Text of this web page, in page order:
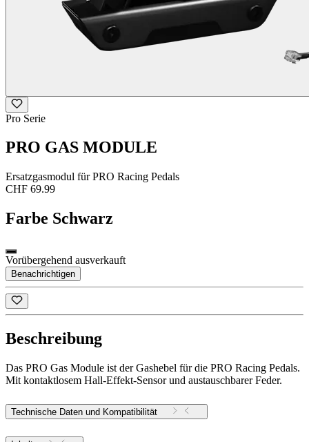
Pro Serie
PRO GAS MODULE
Ersatzgasmodul für PRO Racing Pedals
CHF 69.99
Farbe Schwarz
Vorübergehend ausverkauft
Benachrichtigen
Beschreibung
Das PRO Gas Module ist der Gashebel für die PRO Racing Pedals.
Mit kontaktlosem Hall-Effekt-Sensor und austauschbarer Feder.
Technische Daten und Kompatibilität